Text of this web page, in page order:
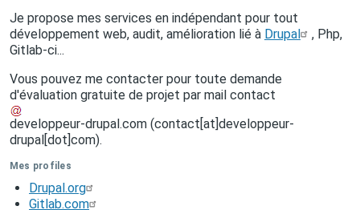
Je propose mes services en indépendant pour tout
développement web, audit, amélioration lié à Drupal
, Php,
Gitlab-ci...
Vous pouvez me contacter pour toute demande
d'évaluation gratuite de projet par mail contact
developpeur-drupal .com (contact[at]developpeur-
drupal[dot]com).
Mes profiles
Drupal.org
Gitlab.com